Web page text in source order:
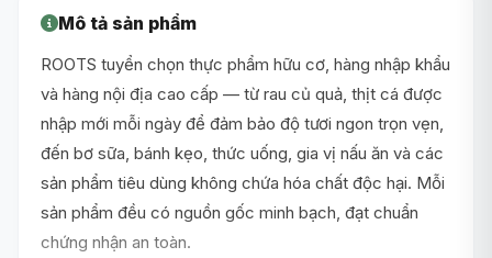
Mô tả sản phẩm
ROOTS tuyển chọn thực phẩm hữu cơ, hàng nhập khẩu
và hàng nội địa cao cấp — từ rau củ quả, thịt cá được
nhập mới mỗi ngày để đảm bảo độ tươi ngon trọn vẹn,
đến bơ sữa, bánh kẹo, thức uống, gia vị nấu ăn và các
sản phẩm tiêu dùng không chứa hóa chất độc hại. Mỗi
sản phẩm đều có nguồn gốc minh bạch, đạt chuẩn
chứng nhận an toàn.